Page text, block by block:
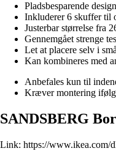
Pladsbesparende
Inkluderer 6 skuffer til
Justerbar størrelse fra
Gennemgået strenge
Let at placere selv i
Kan kombineres med
Anbefales kun til
Kræver montering
SANDSBERG
Link: https://www.ikea.com/